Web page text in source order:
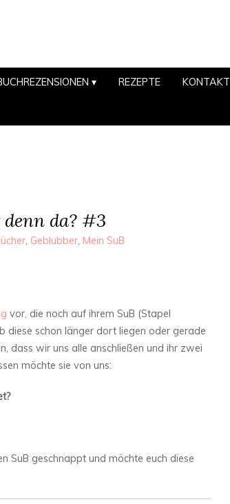
REZEPTE KONTAKT
da? #3
, Geblubber, Mein SuB
vor, die noch auf ihrem SuB (Stapel
diese schon länger dort liegen oder gerade
dass wir uns alle anschließen und ihr zwei
möchte sie von uns:
SuB geschnappt und möchte euch diese